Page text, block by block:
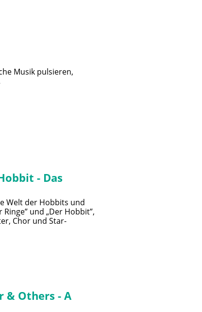
Musik pulsieren,
- Das
Welt der Hobbits und
Ringe” und „Der Hobbit”,
Chor und Star-
& Others - A